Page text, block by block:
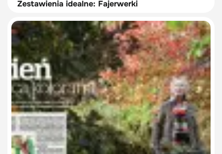
Zestawienia idealne: Fajerwerki